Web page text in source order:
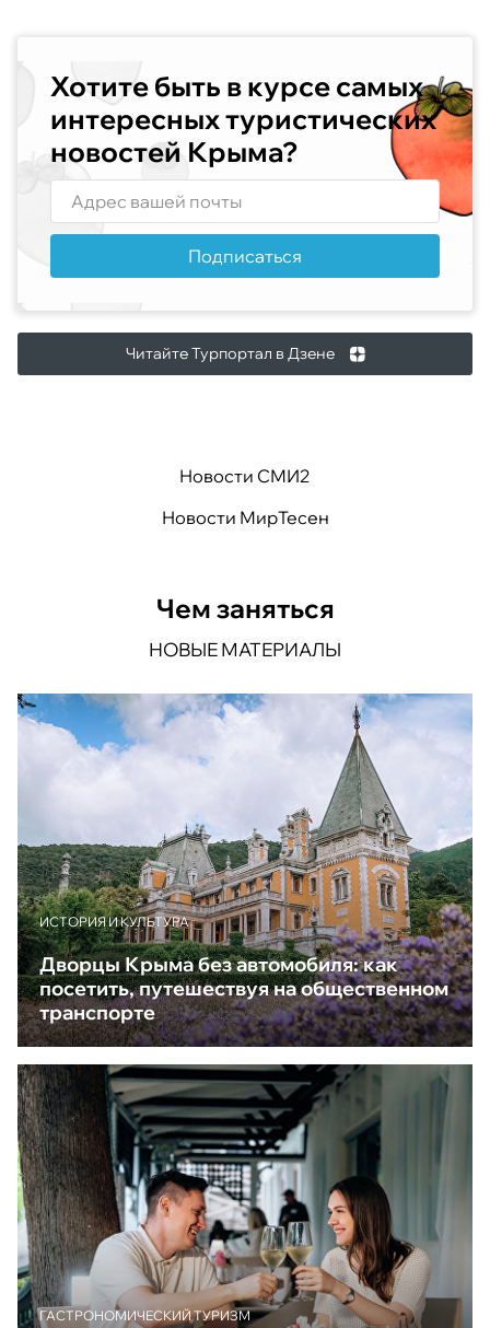
Хотите быть в курсе самых
интересных туристических
новостей Крыма?
Подписаться
Читайте Турпортал в Дзене
Новости СМИ2
Новости МирТесен
Чем заняться
НОВЫЕ МАТЕРИАЛЫ
ИСТОРИЯ И КУЛЬТУРА
Дворцы Крыма без автомобиля: как
посетить, путешествуя на общественном
транспорте
ГАСТРОНОМИЧЕСКИЙ ТУРИЗМ